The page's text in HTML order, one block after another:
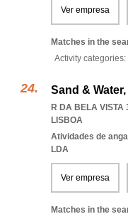
Ver empresa
Matches in the
Activity categories:
Sand &
R DA BELA VISTA
LISBOA
Atividades de
LDA
Ver empresa
Matches in the